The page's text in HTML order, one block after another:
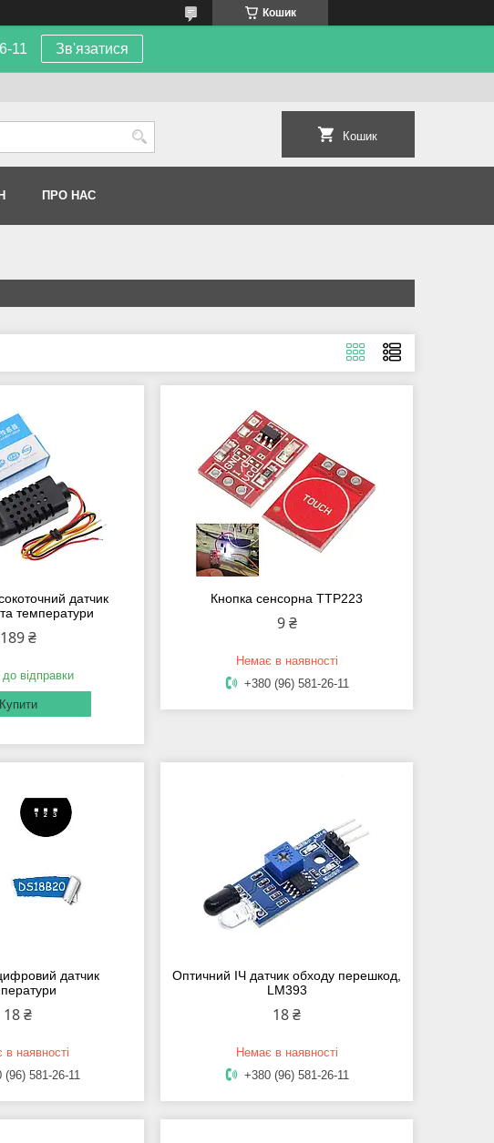
Кошик
11 Зв'язатися
Кошик
ПРО НАС
датчик
та температури
189 ₴
до відправки
Купити
Кнопка сенсорна TTP223
9 ₴
Немає в наявності
+380 (96) 581-26-11
датчик
18 ₴
в наявності
(96) 581-26-11
Оптичний ІЧ датчик обходу перешкод,
LM393
18 ₴
Немає в наявності
+380 (96) 581-26-11